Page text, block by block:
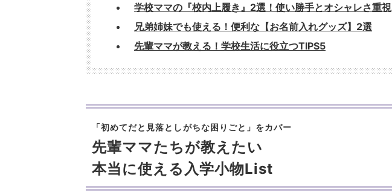
学校ママの『校内上履き』2選！使い勝手とオシャレさ重視
兄弟姉妹でも使える！便利な【お名前入れグッズ】2選
先輩ママが教える！学校生活に役立つTIPS5
「初めてだと見落としがちな困りごと」をカバー
先輩ママたちが教えたい
本当に使える入学小物List